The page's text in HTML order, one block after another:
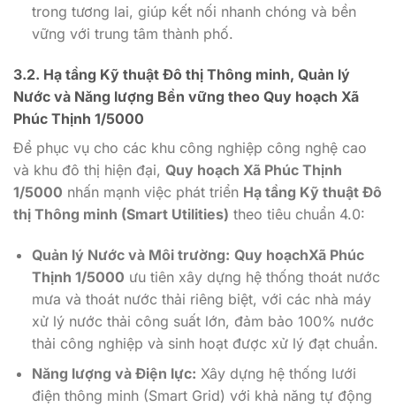
trong tương lai, giúp kết nối nhanh chóng và bền
vững với trung tâm thành phố.
3.2. Hạ tầng Kỹ thuật Đô thị Thông minh, Quản lý
Nước và Năng lượng Bền vững theo Quy hoạch Xã
Phúc Thịnh 1/5000
Để phục vụ cho các khu công nghiệp công nghệ cao
và khu đô thị hiện đại, Quy hoạch Xã Phúc Thịnh
1/5000 nhấn mạnh việc phát triển Hạ tầng Kỹ thuật Đô
thị Thông minh (Smart Utilities) theo tiêu chuẩn 4.0:
Quản lý Nước và Môi trường: Quy hoạchXã Phúc
Thịnh 1/5000 ưu tiên xây dựng hệ thống thoát nước
mưa và thoát nước thải riêng biệt, với các nhà máy
xử lý nước thải công suất lớn, đảm bảo 100% nước
thải công nghiệp và sinh hoạt được xử lý đạt chuẩn.
Năng lượng và Điện lực: Xây dựng hệ thống lưới
điện thông minh (Smart Grid) với khả năng tự động